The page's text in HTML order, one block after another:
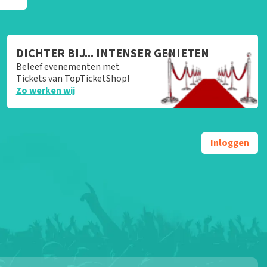
DICHTER BIJ... INTENSER GENIETEN
Beleef evenementen met
Tickets van TopTicketShop!
Zo werken wij
Inloggen